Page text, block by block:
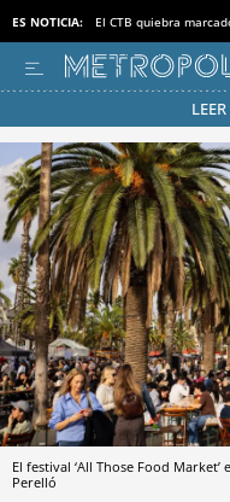
ES NOTICIA: El CTB quiebra
Pásate al
El festival ‘All Those Food
Perelló